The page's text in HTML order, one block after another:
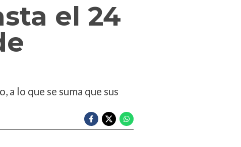
el 24
lo que se suma que sus